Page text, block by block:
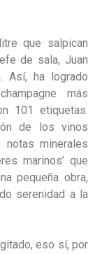
que salpican
de sala, Juan
Así, ha logrado
más
101 etiquetas.
de los vinos
minerales
marinos’ que
pequeña obra,
serenidad a la
eso sí, por